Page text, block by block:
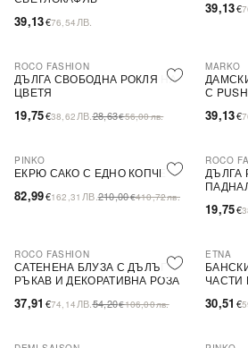
39,13€76,54 ЛВ.
39,13€
-31%
ROCO FASHION
ДЪЛГА СВОБОДНА РОКЛЯ НА
ЦВЕТЯ
19,75€38,62 ЛВ.28,63€56,00лв.
MARKO
С
39,13€
-60%
PINKO
ЕКРЮ САКО С ЕДНО КОПЧЕ
82,99€162,31 ЛВ.210,00€410,72лв.
-31%
ROCO
ДЪЛГА
19,75€
-30%
ROCO FASHION
САТЕНЕНА БЛУЗА С ДЪЛЪГ
РЪКАВ И ДЕКОРАТИВНА РОЗА
37,91 €74,14 ЛВ.54,20€106,00лв.
ETNA
ЧАСТИ
30,51 €